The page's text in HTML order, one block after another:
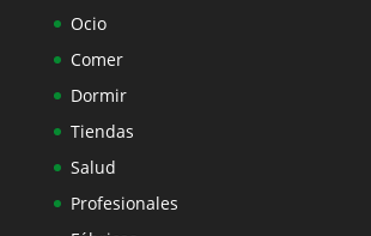
Ocio
Comer
Dormir
Tiendas
Salud
Profesionales